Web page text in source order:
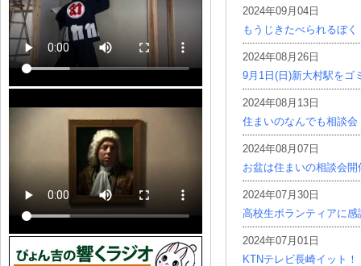
2024年09月04日
もうじきたべられるぼく
2024年08月26日
9月1日(日)新大村駅をゴ
2024年08月13日
住まいのなんでも相談会
2024年08月07日
お盆は住まいの相談会開
2024年07月30日
高校生ボランティアに感
2024年07月01日
KTNテレビ長崎イット！